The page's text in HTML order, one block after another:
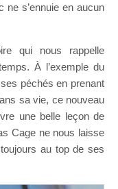
ne s’ennuie en aucun
qui nous rappelle
À l’exemple du
péchés en prenant
sa vie, ce nouveau
une belle leçon de
Cage ne nous laisse
au top de ses